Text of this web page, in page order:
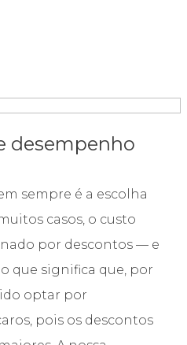
desempenho
sempre é a escolha
casos, o custo
por descontos — e
que significa que, por
optar por
pois os descontos